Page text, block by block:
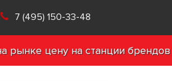
7 (495) 150-33-48
рынке цену на станции